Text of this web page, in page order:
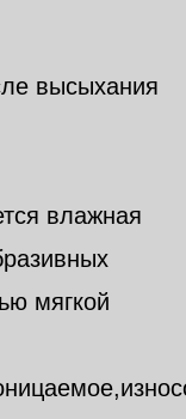
высыхания
влажная
мягкой